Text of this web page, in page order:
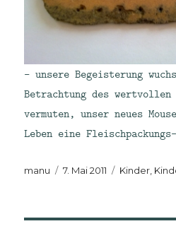
– unsere Begeisterung
Betrachtung des
vermuten, unser neues
Leben eine
Autor
manu
Veröffentlicht
7. Mai 2011 Kategorien
Kinder,